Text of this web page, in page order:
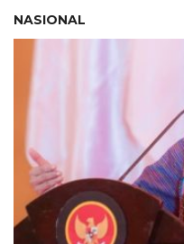
NASIONAL